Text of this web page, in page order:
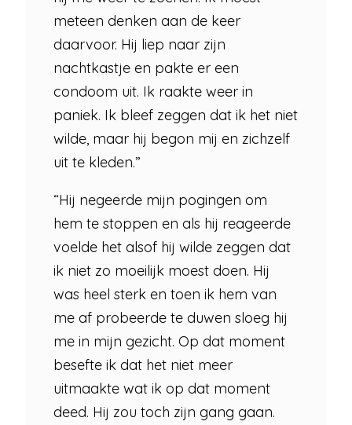
meteen denken aan de keer
daarvoor. Hij liep naar zijn
nachtkastje en pakte er een
condoom uit. Ik raakte weer in
paniek. Ik bleef zeggen dat ik het niet
wilde, maar hij begon mij en zichzelf
uit te kleden.”
“Hij negeerde mijn pogingen om
hem te stoppen en als hij reageerde
voelde het alsof hij wilde zeggen dat
ik niet zo moeilijk moest doen. Hij
was heel sterk en toen ik hem van
me af probeerde te duwen sloeg hij
me in mijn gezicht. Op dat moment
besefte ik dat het niet meer
uitmaakte wat ik op dat moment
deed. Hij zou toch zijn gang gaan.